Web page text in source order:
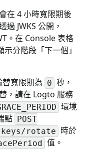
在 4 小時寬限期後
JWKS 公開，
。在 Console 表格
示分階段「下一個」
寬限期為 0 秒，
，請在 Logto 服務
環境
點 POST
rotate 時於
值。